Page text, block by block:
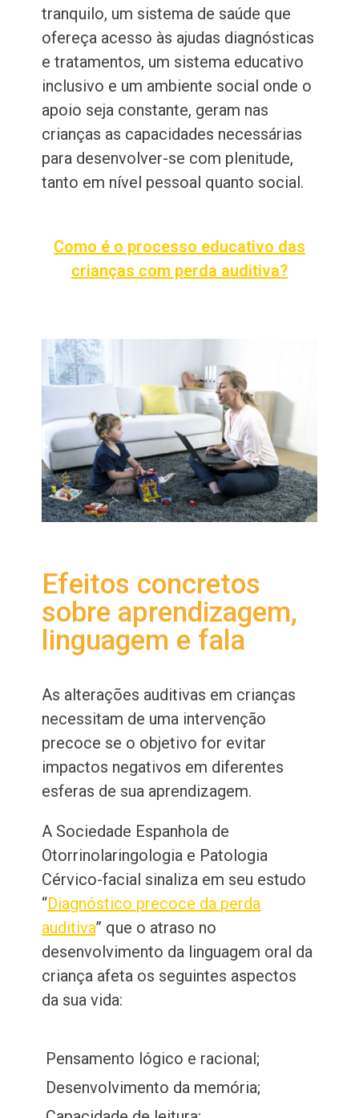
tranquilo, um sistema de saúde que
ofereça acesso às ajudas diagnósticas
e tratamentos, um sistema educativo
inclusivo e um ambiente social onde o
apoio seja constante, geram nas
crianças as capacidades necessárias
para desenvolver-se com plenitude,
tanto em nível pessoal quanto social.
Como é o processo educativo das
crianças com perda auditiva?
Efeitos concretos
sobre aprendizagem,
linguagem e fala
As alterações auditivas em crianças
necessitam de uma intervenção
precoce se o objetivo for evitar
impactos negativos em diferentes
esferas de sua aprendizagem.
A Sociedade Espanhola de
Otorrinolaringologia e Patologia
Cérvico-facial sinaliza em seu estudo
“Diagnóstico precoce da perda
auditiva” que o atraso no
desenvolvimento da linguagem oral da
criança afeta os seguintes aspectos
da sua vida:
Pensamento lógico e racional;
Desenvolvimento da memória;